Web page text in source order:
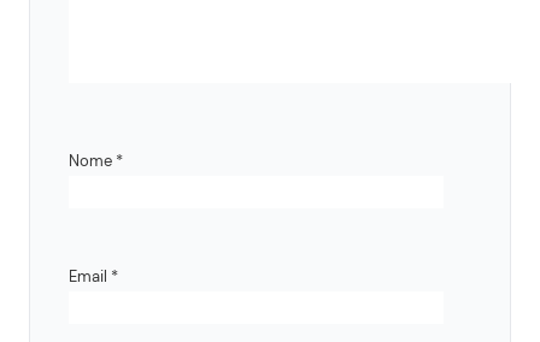
Nome *
Email *